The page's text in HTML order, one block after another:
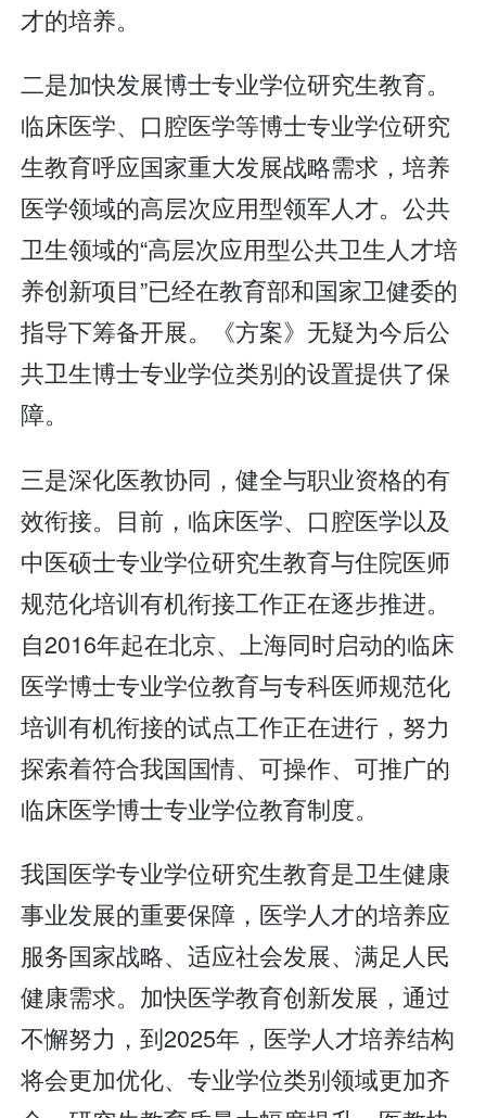
才的培养。
二是加快发展博士专业学位研究生教育。
临床医学、口腔医学等博士专业学位研究
生教育呼应国家重大发展战略需求，培养
医学领域的高层次应用型领军人才。公共
卫生领域的“高层次应用型公共卫生人才培
养创新项目”已经在教育部和国家卫健委的
指导下筹备开展。《方案》无疑为今后公
共卫生博士专业学位类别的设置提供了保
障。
三是深化医教协同，健全与职业资格的有
效衔接。目前，临床医学、口腔医学以及
中医硕士专业学位研究生教育与住院医师
规范化培训有机衔接工作正在逐步推进。
自2016年起在北京、上海同时启动的临床
医学博士专业学位教育与专科医师规范化
培训有机衔接的试点工作正在进行，努力
探索着符合我国国情、可操作、可推广的
临床医学博士专业学位教育制度。
我国医学专业学位研究生教育是卫生健康
事业发展的重要保障，医学人才的培养应
服务国家战略、适应社会发展、满足人民
健康需求。加快医学教育创新发展，通过
不懈努力，到2025年，医学人才培养结构
将会更加优化、专业学位类别领域更加齐